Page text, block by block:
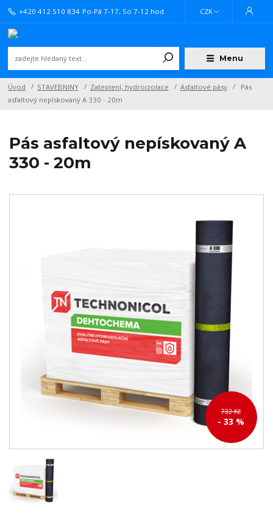
Menu
CZK
+420 412 510 834 Po-Pá 7-17, So 7-12 hod.
Úvod STAVEBNINY Zateplení, hydroizolace Asfaltové pásy
Pás
asfaltový nepískovaný A 330 - 20m
Pás asfaltový nepískovaný A
330 - 20m
732 Kč
- 33 %